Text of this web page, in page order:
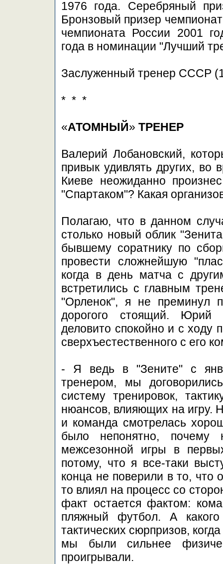
1976 года. Серебряный
Бронзовый призер
чемпионата России 2001
года в номинации "Лучший
Заслуженный тренер СССР
* * *
«АТОМНЫЙ» ТРЕНЕР
Валерий Лобановский,
привык удивлять других, во
Киеве неожиданно
"Спартаком"? Какая
Полагаю, что в данном
столько новый облик
бывшему соратнику по
провести сложнейшую
когда в день матча с
встретились с главным
"Орленок", я не преминул
дорогого стоящий. Юрий
деловито спокойно и с ходу
сверхъестественного с его
- Я ведь в "Зените" с
тренером, мы
систему тренировок,
нюансов, влияющих на игру.
и команда смотрелась
было непонятно, почему
межсезонной игры в
потому, что я все-таки
конца не поверили в то, что
то влиял на процесс со
факт остается фактом:
пляжный футбол. А какого
тактических сюрпризов,
мы были сильнее
проигрывали.